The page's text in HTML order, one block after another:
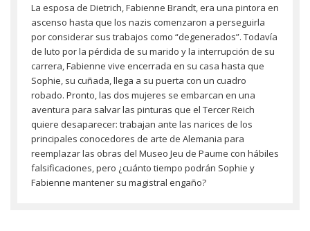
La esposa de Dietrich, Fabienne Brandt, era una pintora en
ascenso hasta que los nazis comenzaron a perseguirla
por considerar sus trabajos como “degenerados”. Todavía
de luto por la pérdida de su marido y la interrupción de su
carrera, Fabienne vive encerrada en su casa hasta que
Sophie, su cuñada, llega a su puerta con un cuadro
robado. Pronto, las dos mujeres se embarcan en una
aventura para salvar las pinturas que el Tercer Reich
quiere desaparecer: trabajan ante las narices de los
principales conocedores de arte de Alemania para
reemplazar las obras del Museo Jeu de Paume con hábiles
falsificaciones, pero ¿cuánto tiempo podrán Sophie y
Fabienne mantener su magistral engaño?